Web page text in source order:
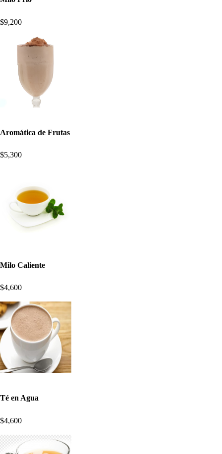
$9,200
Aromática de Frutas
$5,300
Milo Caliente
$4,600
Té en Agua
$4,600